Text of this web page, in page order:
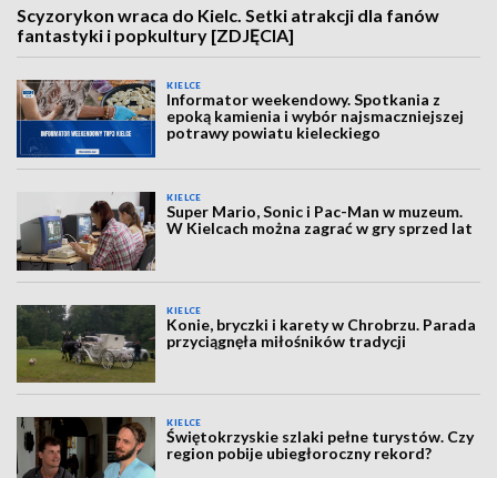
Scyzorykon wraca do Kielc. Setki atrakcji dla fanów
fantastyki i popkultury [ZDJĘCIA]
KIELCE
Informator weekendowy. Spotkania z
epoką kamienia i wybór najsmaczniejszej
potrawy powiatu kieleckiego
KIELCE
Super Mario, Sonic i Pac-Man w muzeum.
W Kielcach można zagrać w gry sprzed lat
KIELCE
Konie, bryczki i karety w Chrobrzu. Parada
przyciągnęła miłośników tradycji
KIELCE
Świętokrzyskie szlaki pełne turystów. Czy
region pobije ubiegłoroczny rekord?